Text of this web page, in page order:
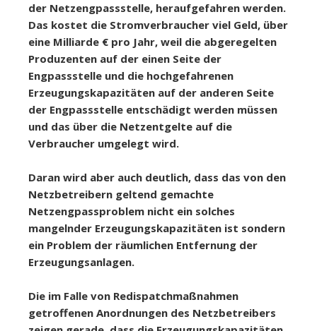
der Netzengpassstelle, heraufgefahren werden.
Das kostet die Stromverbraucher viel Geld, über
eine Milliarde € pro Jahr, weil die abgeregelten
Produzenten auf der einen Seite der
Engpassstelle und die hochgefahrenen
Erzeugungskapazitäten auf der anderen Seite
der Engpassstelle entschädigt werden müssen
und das über die Netzentgelte auf die
Verbraucher umgelegt wird.
Daran wird aber auch deutlich, dass das von den
Netzbetreibern geltend gemachte
Netzengpassproblem nicht ein solches
mangelnder Erzeugungskapazitäten ist sondern
ein Problem der räumlichen Entfernung der
Erzeugungsanlagen.
Die im Falle von Redispatchmaßnahmen
getroffenen Anordnungen des Netzbetreibers